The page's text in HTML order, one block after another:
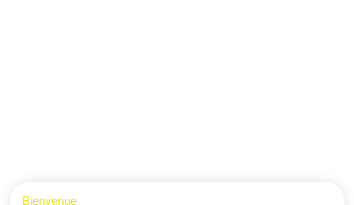
Bienvenue